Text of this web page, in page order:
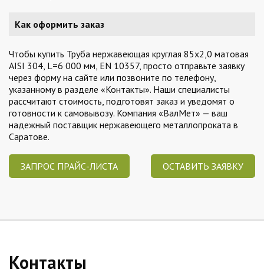
Как оформить заказ
Чтобы купить Труба нержавеющая круглая 85х2,0 матовая
AISI 304, L=6 000 мм, EN 10357, просто отправьте заявку
через форму на сайте или позвоните по телефону,
указанному в разделе «Контакты». Наши специалисты
рассчитают стоимость, подготовят заказ и уведомят о
готовности к самовывозу. Компания «ВалМет» — ваш
надежный поставщик нержавеющего металлопроката в
Саратове.
ЗАПРОС ПРАЙС-ЛИСТА ОСТАВИТЬ ЗАЯВКУ
Контакты